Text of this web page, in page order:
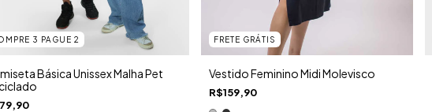
3 PAGUE 2
Básica Unissex Malha Pet
FRETE GRÁTIS
Vestido Feminino Midi Molevisco
R$159,90